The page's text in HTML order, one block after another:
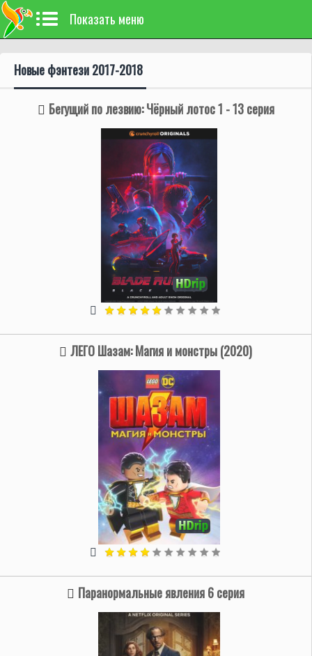
Показать меню
Новые фэнтези 2017-2018
Бегущий по лезвию: Чёрный лотос 1 - 13 серия
ЛЕГО Шазам: Магия и монстры (2020)
Паранормальные явления 6 серия